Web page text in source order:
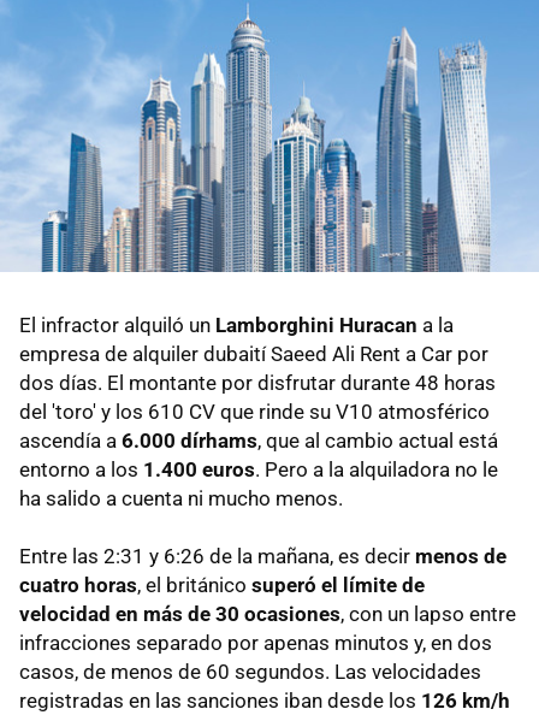
El infractor alquiló un Lamborghini Huracan a la
empresa de alquiler dubaití Saeed Ali Rent a Car por
dos días. El montante por disfrutar durante 48 horas
del 'toro' y los 610 CV que rinde su V10 atmosférico
ascendía a 6.000 dírhams, que al cambio actual está
entorno a los 1.400 euros. Pero a la alquiladora no le
ha salido a cuenta ni mucho menos.
Entre las 2:31 y 6:26 de la mañana, es decir menos de
cuatro horas, el británico superó el límite de
velocidad en más de 30 ocasiones, con un lapso entre
infracciones separado por apenas minutos y, en dos
casos, de menos de 60 segundos. Las velocidades
registradas en las sanciones iban desde los 126 km/h